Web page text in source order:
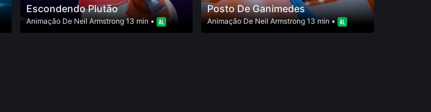
Escondendo Plutão
AnimaçãoDe Neil Armstrong13 min •
Posto De Ganimedes
AnimaçãoDeNeil Armstrong13 min •